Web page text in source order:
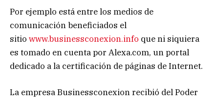
Por ejemplo está entre los medios de
comunicación beneficiados el
sitio www.businessconexion.info que ni siquiera
es tomado en cuenta por Alexa.com, un portal
dedicado a la certificación de páginas de Internet.
La empresa Businessconexion recibió del Poder